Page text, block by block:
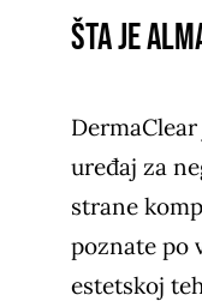
Šta je
uređaj za
strane
poznate po
estetskoj